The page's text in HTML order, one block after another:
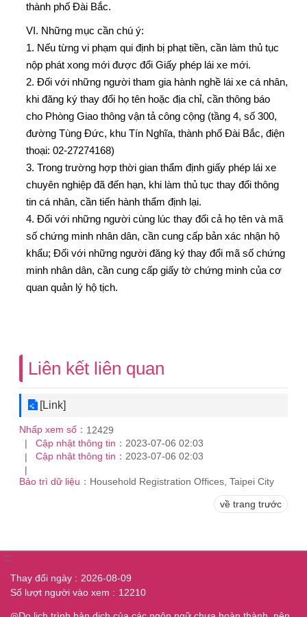
thành phố Đài Bắc.
VI. Những mục cần chú ý:
1. Nếu từng vi phạm qui định bị phạt tiền, cần làm thủ tục
nộp phát xong mới được đổi Giấy phép lái xe mới.
2. Đối với những người tham gia hành nghề lái xe cá nhân,
khi đăng ký thay đổi họ tên hoặc địa chỉ, cần thông báo
cho Phòng Giao thông vận tả công cộng (tầng 4, số 300,
đường Tùng Đức, khu Tín Nghĩa, thành phố Đài Bắc, điện
thoại: 02-27274168)
3. Trong trường hợp thời gian thẩm định giấy phép lái xe
chuyên nghiệp đã đến hạn, khi làm thủ tục thay đổi thông
tin cá nhân, cần tiến hành thẩm định lại.
4. Đối với những người cùng lúc thay đổi cả họ tên và mã
số chứng minh nhân dân, cần cung cấp bản xác nhận hộ
khẩu; Đối với những người đăng ký thay đổi mã số chứng
minh nhân dân, cần cung cấp giấy tờ chứng minh của cơ
quan quản lý hộ tịch.
Liên kết liên quan
[Link]
Nhấp xem số： 12429
Cập nhật thông tin： 2023-07-06 02:03
Cập nhật thông tin： 2023-07-06 02:03
Bảo trì dữ liệu： Household Registration Offices, Taipei City
về trang trước
:::
Thay đổi ngày
2026-08-09
Số lượt người vào xem
12210